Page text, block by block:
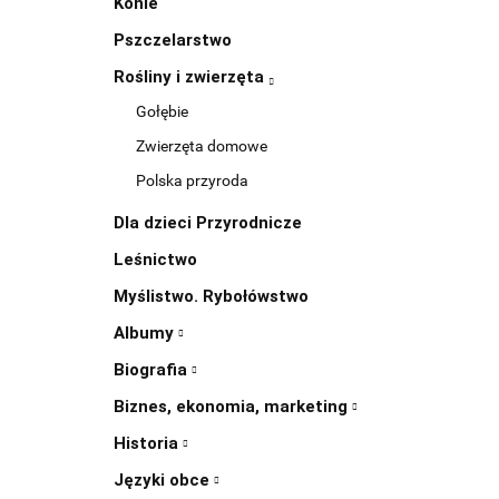
Pszczelarstwo
Rośliny i zwierzęta
Gołębie
Zwierzęta domowe
Polska przyroda
Dla dzieci Przyrodnicze
Leśnictwo
Myślistwo. Rybołówstwo
Albumy
Biografia
Biznes, ekonomia, marketing
Historia
Języki obce